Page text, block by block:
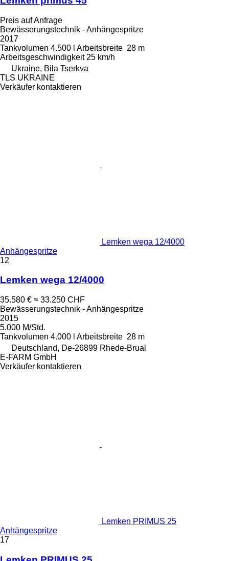
Preis auf Anfrage
Bewässerungstechnik - Anhängespritze
2017
Tankvolumen 4.500 l Arbeitsbreite 28 m
Arbeitsgeschwindigkeit 25 km/h
Ukraine, Bila Tserkva
TLS UKRAINE
Verkäufer kontaktieren
Lemken wega 12/4000
Anhängespritze
12
Lemken wega 12/4000
35.580 € ≈ 33.250 CHF
Bewässerungstechnik - Anhängespritze
2015
5.000 M/Std.
Tankvolumen 4.000 l Arbeitsbreite 28 m
Deutschland, De-26899 Rhede-Brual
E-FARM GmbH
Verkäufer kontaktieren
Lemken PRIMUS 25
Anhängespritze
17